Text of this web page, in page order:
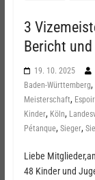
3
Bericht
19. 10. 2025
Baden-Württemberg,
Meisterschaft,
Kinder, Köln,
Pétanque, Sieger,
Liebe
48 Kinder und